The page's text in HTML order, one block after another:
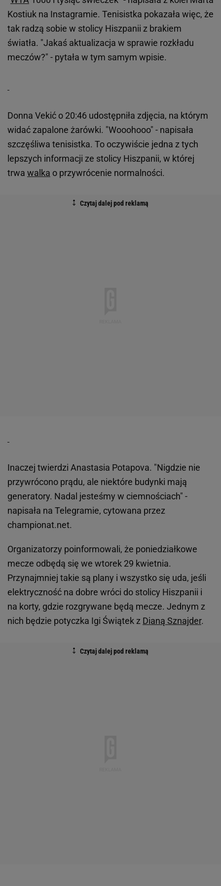
Kostiuk na Instagramie. Tenisistka pokazała więc, że
tak radzą sobie w stolicy Hiszpanii z brakiem
światła. "Jakaś aktualizacja w sprawie rozkładu
meczów?" - pytała w tym samym wpisie.
Donna Vekić o 20:46 udostępniła zdjęcia, na którym
widać zapalone żarówki. "Wooohooo" - napisała
szczęśliwa tenisistka. To oczywiście jedna z tych
lepszych informacji ze stolicy Hiszpanii, w której
trwa walka o przywrócenie normalności.
Inaczej twierdzi Anastasia Potapova. "Nigdzie nie
przywrócono prądu, ale niektóre budynki mają
generatory. Nadal jesteśmy w ciemnościach" -
napisała na Telegramie, cytowana przez
championat.net.
Organizatorzy poinformowali, że poniedziałkowe
mecze odbędą się we wtorek 29 kwietnia.
Przynajmniej takie są plany i wszystko się uda, jeśli
elektryczność na dobre wróci do stolicy Hiszpanii i
na korty, gdzie rozgrywane będą mecze. Jednym z
nich będzie potyczka Igi Świątek z Dianą Sznajder.